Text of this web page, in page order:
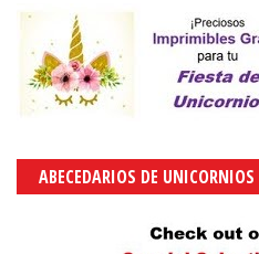
ABECEDARIOS DE UNICORNIOS